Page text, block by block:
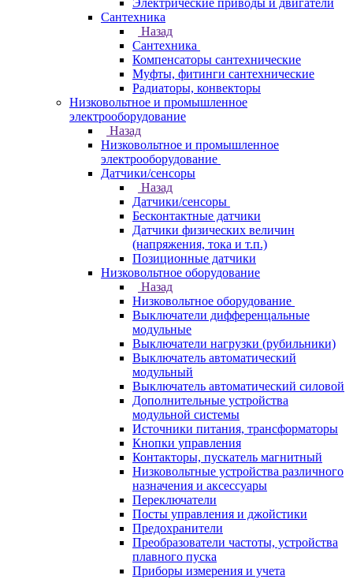
Электрические приводы и двигатели
Сантехника
Назад
Сантехника
Компенсаторы сантехнические
Муфты, фитинги сантехнические
Радиаторы, конвекторы
Низковольтное и промышленное
электрооборудование
Назад
Низковольтное и промышленное
электрооборудование
Датчики/сенсоры
Назад
Датчики/сенсоры
Бесконтактные датчики
Датчики физических величин
(напряжения, тока и т.п.)
Позиционные датчики
Низковольтное оборудование
Назад
Низковольтное оборудование
Выключатели дифференцальные
модульные
Выключатели нагрузки (рубильники)
Выключатель автоматический
модульный
Выключатель автоматический силовой
Дополнительные устройства
модульной системы
Источники питания, трансформаторы
Кнопки управления
Контакторы, пускатель магнитный
Низковольтные устройства различного
назначения и аксессуары
Переключатели
Посты управления и джойстики
Предохранители
Преобразователи частоты, устройства
плавного пуска
Приборы измерения и учета